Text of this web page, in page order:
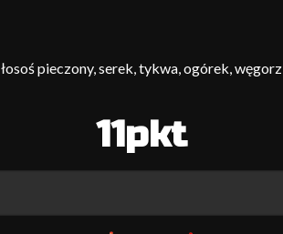
łosoś pieczony, serek, tykwa, ogórek, węgorz
11pkt